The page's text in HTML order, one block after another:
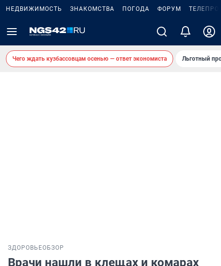
НЕДВИЖИМОСТЬ ЗНАКОМСТВА ПОГОДА ФОРУМ
Чего ждать кузбассовцам осенью — ответ экономиста Льготный
ЗДОРОВЬЕОБЗОР
Врачи нашли в клещах и комарах